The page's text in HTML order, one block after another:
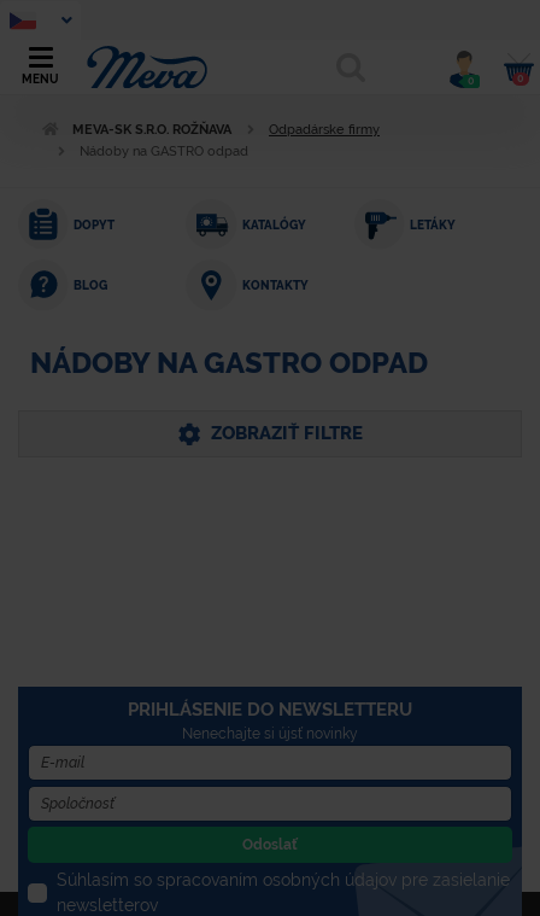
MENU 0 0
MEVA-SK S.R.O. ROŽŇAVA
Odpadárske firmy
Nádoby na GASTRO odpad
DOPYT KATALÓGY LETÁKY
BLOG KONTAKTY
NÁDOBY NA GASTRO ODPAD
ZOBRAZIŤ FILTRE
PRIHLÁSENIE DO NEWSLETTERU
Nenechajte si újsť novinky
Odoslať
Súhlasím so spracovaním osobných údajov pre zasielanie
newsletterov